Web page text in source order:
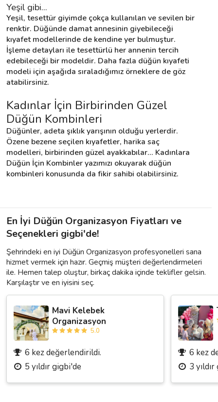
Yeşil gibi...
Yeşil, tesettür giyimde çokça kullanılan ve sevilen bir
renktir. Düğünde damat annesinin giyebileceği
kıyafet modellerinde de kendine yer bulmuştur.
İşleme detayları ile tesettürlü her annenin tercih
edebileceği bir modeldir. Daha fazla düğün kıyafeti
modeli için aşağıda sıraladığımız örneklere de göz
atabilirsiniz.
Kadınlar İçin Birbirinden Güzel
Düğün Kombinleri
Düğünler, adeta şıklık yarışının olduğu yerlerdir.
Özene bezene seçilen kıyafetler, harika saç
modelleri, birbirinden güzel ayakkabılar... Kadınlara
Düğün İçin Kombinler yazımızı okuyarak düğün
kombinleri konusunda da fikir sahibi olabilirsiniz.
En İyi Düğün Organizasyon Fiyatları ve
Seçenekleri gigbi'de!
Şehrindeki en iyi Düğün Organizasyon profesyonelleri sana
hizmet vermek için hazır. Geçmiş müşteri değerlendirmeleri
ile. Hemen talep oluştur, birkaç dakika içinde teklifler gelsin.
Karşılaştır ve en iyisini seç.
Mavi Kelebek
Organizasyon
5.0
6 kez değerlendirildi.
5 yıldır gigbi'de
6 kez
3